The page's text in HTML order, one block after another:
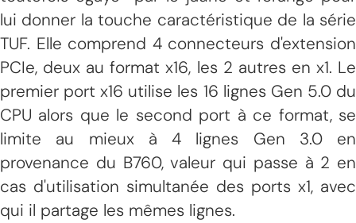
lui donner la touche caractéristique de la série
TUF. Elle comprend 4 connecteurs d'extension
PCIe, deux au format x16, les 2 autres en x1. Le
premier port x16 utilise les 16 lignes Gen 5.0 du
CPU alors que le second port à ce format, se
limite au mieux à 4 lignes Gen 3.0 en
provenance du B760, valeur qui passe à 2 en
cas d'utilisation simultanée des ports x1, avec
qui il partage les mêmes lignes.